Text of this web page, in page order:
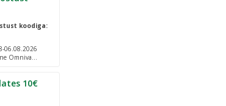
koodiga:
06.08.2026
Omniva
10€